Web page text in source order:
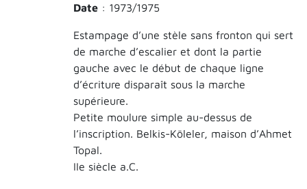
Date : 1973/1975
Estampage d’une stèle sans fronton qui sert
de marche d’escalier et dont la partie
gauche avec le début de chaque ligne
d’écriture disparaît sous la marche
supérieure.
Petite moulure simple au-dessus de
l’inscription. Belkis-Köleler, maison d’Ahmet
Topal.
IIe siècle a.C.